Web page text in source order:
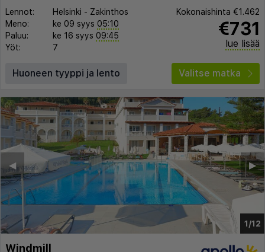
Lennot:
Helsinki - Zakinthos
Meno:
ke 09 syys 05:10
Paluu:
ke 16 syys 09:45
Yöt:
7
Kokonaishinta €1.462
€731
lue lisää
Huoneen tyyppi ja lento Valitse matka
1/12
▶︎
◀︎
Windmill